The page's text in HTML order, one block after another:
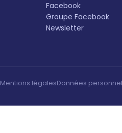
Facebook
Groupe Facebook
Newsletter
Mentions légalesDonnées